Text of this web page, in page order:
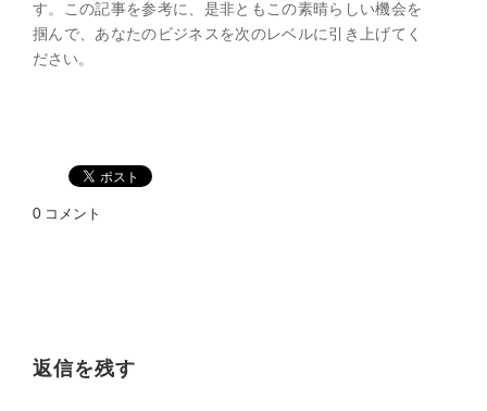
す。この記事を参考に、是非ともこの素晴らしい機会を
掴んで、あなたのビジネスを次のレベルに引き上げてく
ださい。
0 コメント
返信を残す